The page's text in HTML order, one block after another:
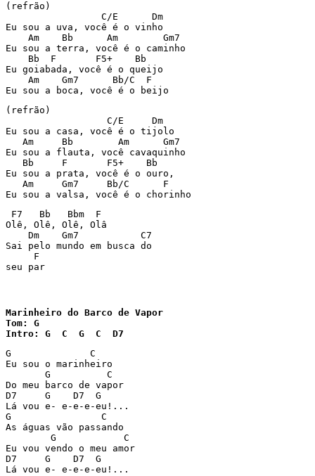
(refrão)
                 C/E      Dm
Eu sou a uva, você é o vinho
    Am    Bb      Am        Gm7
Eu sou a terra, você é o caminho
    Bb  F       F5+    Bb
Eu goiabada, você é o queijo
    Am    Gm7      Bb/C  F
Eu sou a boca, você é o beijo
(refrão)
                  C/E     Dm
Eu sou a casa, você é o tijolo
   Am     Bb        Am      Gm7
Eu sou a flauta, você cavaquinho
   Bb     F       F5+    Bb
Eu sou a prata, você é o ouro,
   Am     Gm7     Bb/C      F
Eu sou a valsa, você é o chorinho
F7   Bb   Bbm  F
Olê, Olê, Olê, Olâ
    Dm    Gm7           C7
Sai pelo mundo em busca do
     F
seu par
Marinheiro do Barco de Vapor
Tom: G
Intro: G  C  G  C  D7
G              C
Eu sou o marinheiro
       G          C
Do meu barco de vapor
D7     G    D7  G
Lá vou e- e-e-e-eu!...
G                C
As águas vão passando
        G            C
Eu vou vendo o meu amor
D7     G    D7  G
Lá vou e- e-e-e-eu!...